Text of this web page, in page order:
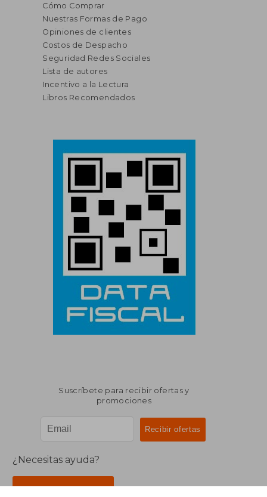
Cómo Comprar
Nuestras Formas de Pago
Opiniones de clientes
Costos de Despacho
Seguridad Redes Sociales
Lista de autores
Incentivo a la Lectura
Libros Recomendados
Suscríbete para recibir ofertas y
promociones
¿Necesitas ayuda?